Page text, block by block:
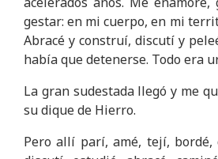
gestar: en mi cuerpo, en mi
Abracé y construí, discutí y
había que detenerse. Todo era
La gran sudestada llegó y me
su dique de Hierro.
Pero allí parí, amé, tejí, bordé,